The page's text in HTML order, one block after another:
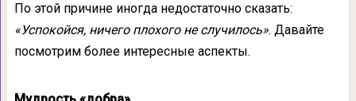
По этой причине иногда недостаточно сказать:
«Успокойся, ничего плохого не случилось». Давайте
посмотрим более интересные аспекты.